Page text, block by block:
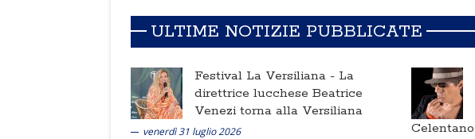
ULTIME NOTIZIE PUBBLICATE
Festival La Versiliana - La
direttrice lucchese Beatrice
Venezi torna alla Versiliana
venerdì 31 luglio 2026
Celentano